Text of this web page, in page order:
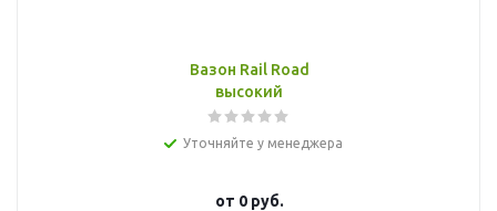
Вазон Rail Road
высокий
Уточняйте у менеджера
от 0 руб.